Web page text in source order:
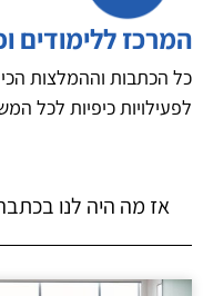
המרכז ללימודים
כל הכתבות וההמלצות הכי
לפעילויות כיפיות לכל
אז מה היה לנו